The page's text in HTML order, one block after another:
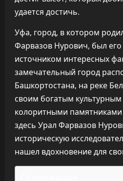
удается достичь.
Уфа, город, в котором
Фарвазов Нурович, был
источником интересных
замечательный город
Башкортостана, на реке
своим богатым
колоритными
здесь Урал Фарвазов
историческую
нашел вдохновение для